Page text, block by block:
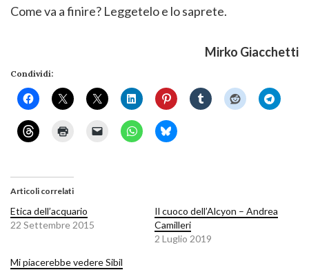
Come va a finire? Leggetelo e lo saprete.
Mirko Giacchetti
Condividi:
Articoli correlati
Etica dell’acquario
22 Settembre 2015
Il cuoco dell’Alcyon – Andrea
Camilleri
2 Luglio 2019
Mi piacerebbe vedere Sibil